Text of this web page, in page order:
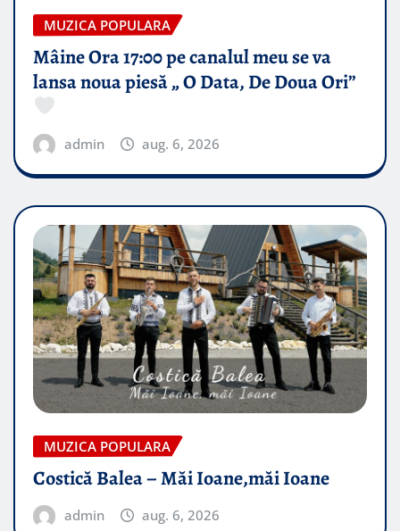
MUZICA POPULARA
Mâine Ora 17:00 pe canalul meu se va
lansa noua piesă „ O Data, De Doua Ori”
admin aug. 6, 2026
MUZICA POPULARA
Costică Balea – Măi Ioane,măi Ioane
admin aug. 6, 2026